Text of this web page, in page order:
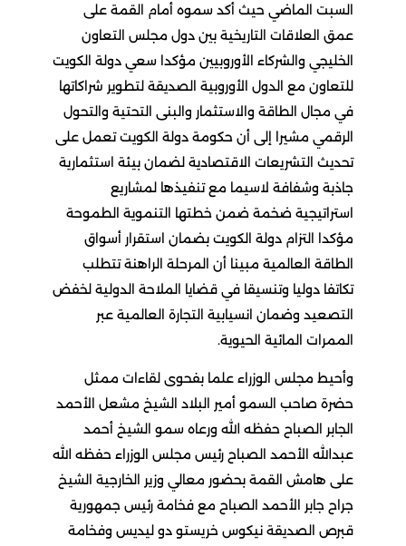
السبت الماضي حيث أكد سموه أمام القمة على
عمق العلاقات التاريخية بين دول مجلس التعاون
الخليجي والشركاء الأوروبيين مؤكدا سعي دولة الكويت
للتعاون مع الدول الأوروبية الصديقة لتطوير شراكاتها
في مجال الطاقة والاستثمار والبنى التحتية والتحول
الرقمي مشيرا إلى أن حكومة دولة الكويت تعمل على
تحديث التشريعات الاقتصادية لضمان بيئة استثمارية
جاذبة وشفافة لاسيما مع تنفيذها لمشاريع
استراتيجية ضخمة ضمن خطتها التنموية الطموحة
مؤكدا التزام دولة الكويت بضمان استقرار أسواق
الطاقة العالمية مبينا أن المرحلة الراهنة تتطلب
تكاتفا دوليا وتنسيقا في قضايا الملاحة الدولية لخفض
التصعيد وضمان انسيابية التجارة العالمية عبر
الممرات المائية الحيوية.
وأحيط مجلس الوزراء علما بفحوى لقاءات ممثل
حضرة صاحب السمو أمير البلاد الشيخ مشعل الأحمد
الجابر الصباح حفظه الله ورعاه سمو الشيخ أحمد
عبدالله الأحمد الصباح رئيس مجلس الوزراء حفظه الله
على هامش القمة بحضور معالي وزير الخارجية الشيخ
جراح جابر الأحمد الصباح مع فخامة رئيس جمهورية
قبرص الصديقة نيكوس خريستو دو ليديس وفخامة